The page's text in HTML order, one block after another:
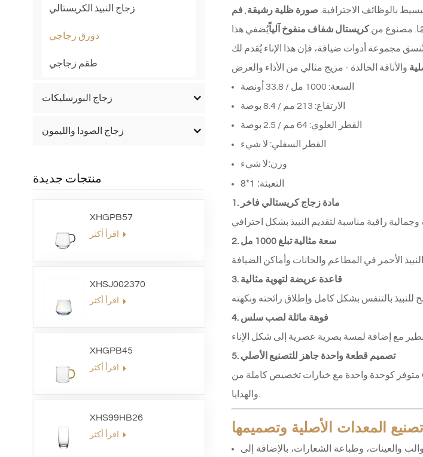
زجاج النبيذ الكريستالي
دورق زجاجي
طقم زجاجي
زجاج البورسليكات
زجاج الصودا والليمون
منتجات جديدة
XHGPB57
XHSJ002370
XHGPB45
XHS99HB26
بالوظائف الاحترافية. صورة ظلية رشيقة, فم
مصنوع منكريستال شفاف منفوخ آلياًيُضفي هذا
مجموعة أدوات ضيافة، فإن هذا الإناء يُقدم لك
السعة: 1000 مل / 33.8 أونصة
الارتفاع: 213 مم / 8.4 بوصة
القطر العلوي: 64 مم / 2.5 بوصة
القطر السفلي: لا شيء
وزن:لا شيء
التعبئة: 1*8
1. مادة زجاج كريستالي فاخر
2. سعة مثالية تبلغ 1000 مل
3. قاعدة عريضة لتهوية مثالية
4. فوهة مائلة لصب سلس
5. تصميم قطعة واحدة جاهز للتصنيع الأصلي
متوفر كوحدة واحدة مع خيارات تخصيص كاملة من OEM/ODM بما في ذلك نقش الشعار والتغليف - مثالي للطلبات بالجملة والعلامات التجارية
والهدايا.
تصنيع المعدات الأصلية وتصميمها
والعينات، وطباعة الشعارات، بالإضافة إلى